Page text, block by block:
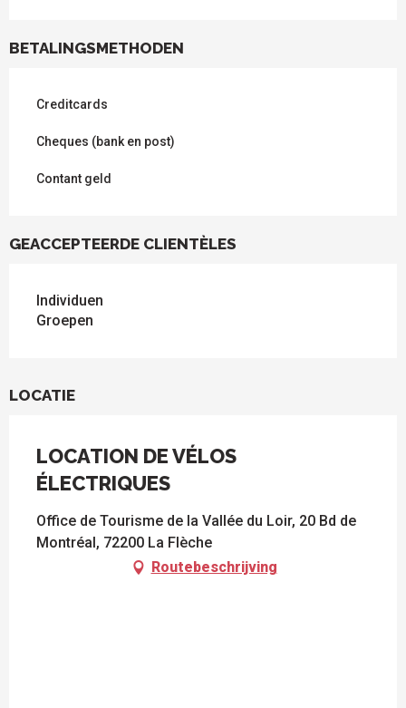
BETALINGSMETHODEN
Creditcards
Cheques (bank en post)
Contant geld
GEACCEPTEERDE CLIENTÈLES
Individuen
Groepen
LOCATIE
LOCATION DE VÉLOS
ÉLECTRIQUES
Office de Tourisme de la Vallée du Loir, 20 Bd de
Montréal, 72200 La Flèche
Routebeschrijving